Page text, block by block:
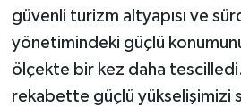
güvenli turizm altyapısı ve
yönetimindeki güçlü
ölçekte bir kez daha
rekabette güçlü yükselişimizi